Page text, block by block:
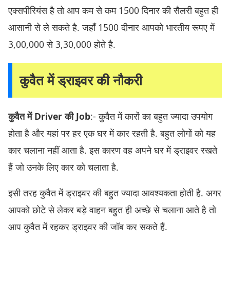
एक्सपीरियंस है तो आप कम से कम 1500 दिनार की सैलरी बहुत ही
आसानी से ले सकते है. जहाँ 1500 दीनार आपको भारतीय रूपए में
3,00,000 से 3,30,000 होते है.
कुवैत में ड्राइवर की नौकरी
कुवैत में Driver की Job:- कुवैत में कारों का बहुत ज्यादा उपयोग
होता है और यहां पर हर एक घर में कार रहती है. बहुत लोगों को यह
कार चलाना नहीं आता है. इस कारण वह अपने घर में ड्राइवर रखते
हैं जो उनके लिए कार को चलाता है.
इसी तरह कुवैत में ड्राइवर की बहुत ज्यादा आवश्यकता होती है. अगर
आपको छोटे से लेकर बड़े वाहन बहुत ही अच्छे से चलाना आते है तो
आप कुवैत में रहकर ड्राइवर की जॉब कर सकते हैं.